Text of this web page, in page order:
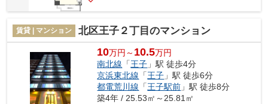
賃貸 | マンション 北区王子２丁目のマンション
10万円～ 10.5万円
南北線 「王子 」駅 徒歩4分
京浜東北線 「王子 」駅 徒歩6分
都電荒川線 「王子駅前 」駅 徒歩8分
築4年 / 25.53㎡～25.81㎡